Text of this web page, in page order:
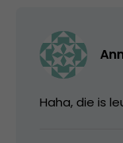
Haha, die is